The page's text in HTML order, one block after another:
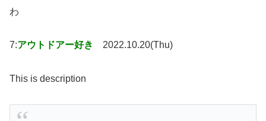
わ
7:アウトドアー好き 2022.10.20(Thu)
This is description